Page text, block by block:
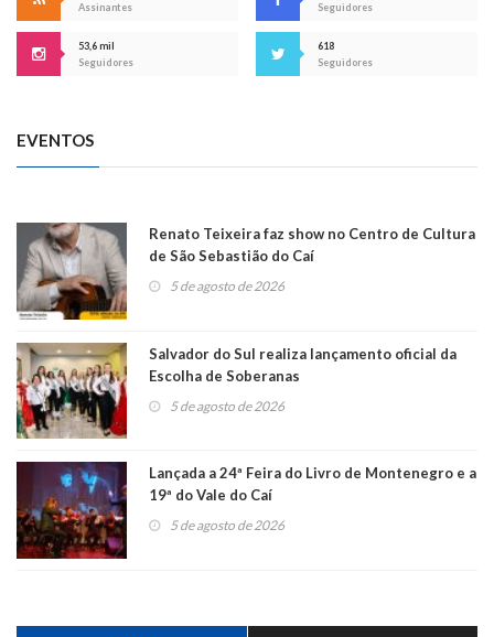
Assinantes
Seguidores
53,6 mil
Seguidores
618
Seguidores
EVENTOS
Renato Teixeira faz show no Centro de Cultura
de São Sebastião do Caí
5 de agosto de 2026
Salvador do Sul realiza lançamento oficial da
Escolha de Soberanas
5 de agosto de 2026
Lançada a 24ª Feira do Livro de Montenegro e a
19ª do Vale do Caí
5 de agosto de 2026